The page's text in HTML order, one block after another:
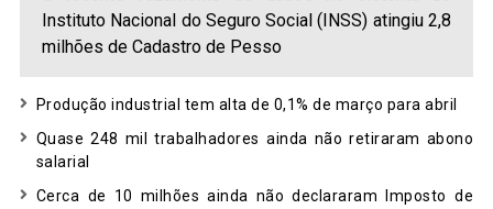
Instituto Nacional do Seguro Social (INSS) atingiu 2,8
milhões de Cadastro de Pesso
Produção industrial tem alta de 0,1% de março para abril
Quase 248 mil trabalhadores ainda não retiraram abono
salarial
Cerca de 10 milhões ainda não declararam Imposto de